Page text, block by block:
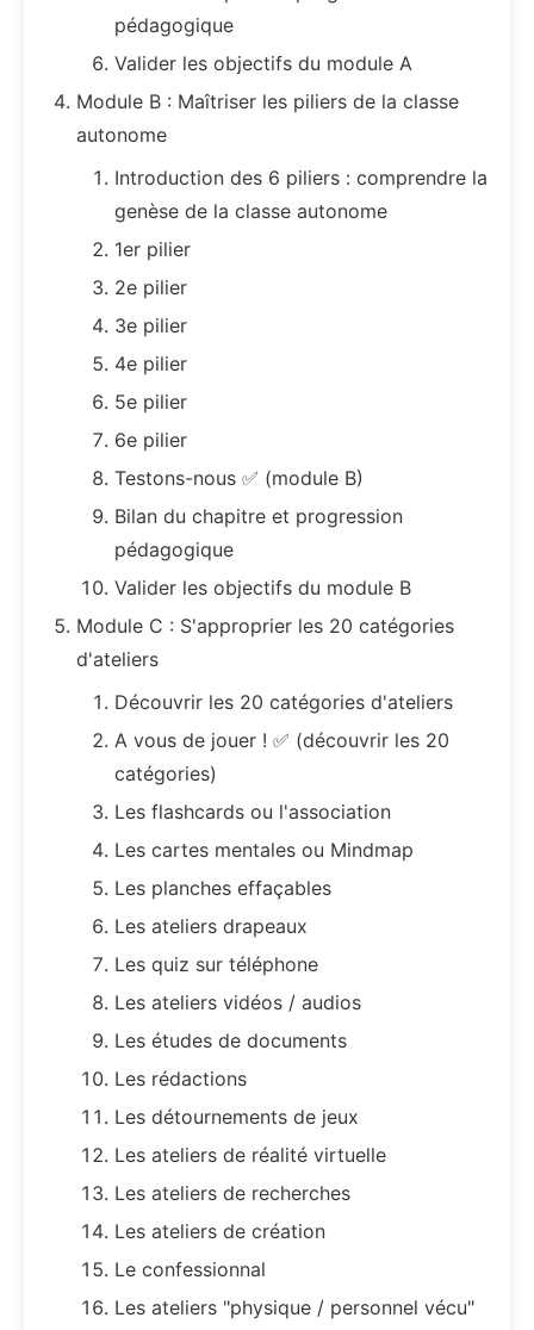
pédagogique
Valider les objectifs du module A
Module B : Maîtriser les piliers de la classe
autonome
Introduction des 6 piliers : comprendre la
genèse de la classe autonome
1er pilier
2e pilier
3e pilier
4e pilier
5e pilier
6e pilier
Testons-nous ✅ (module B)
Bilan du chapitre et progression
pédagogique
Valider les objectifs du module B
Module C : S'approprier les 20 catégories
d'ateliers
Découvrir les 20 catégories d'ateliers
A vous de jouer ! ✅​ (découvrir les 20
catégories)
Les flashcards ou l'association
Les cartes mentales ou Mindmap
Les planches effaçables
Les ateliers drapeaux
Les quiz sur téléphone
Les ateliers vidéos / audios
Les études de documents
Les rédactions
Les détournements de jeux
Les ateliers de réalité virtuelle
Les ateliers de recherches
Les ateliers de création
Le confessionnal
Les ateliers "physique / personnel vécu"